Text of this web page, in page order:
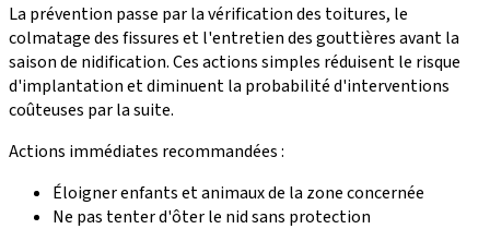
La prévention passe par la vérification des toitures, le
colmatage des fissures et l'entretien des gouttières avant la
saison de nidification. Ces actions simples réduisent le risque
d'implantation et diminuent la probabilité d'interventions
coûteuses par la suite.
Actions immédiates recommandées :
Éloigner enfants et animaux de la zone concernée
Ne pas tenter d'ôter le nid sans protection